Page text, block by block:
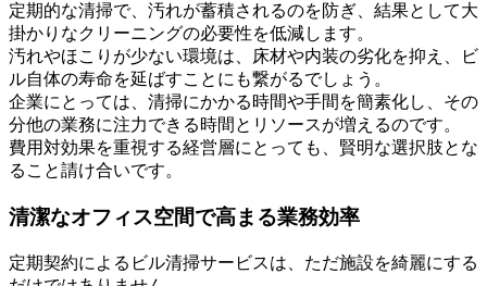
定期的な清掃で、汚れが蓄積されるのを防ぎ、結果として大
掛かりなクリーニングの必要性を低減します。
汚れやほこりが少ない環境は、床材や内装の劣化を抑え、ビ
ル自体の寿命を延ばすことにも繋がるでしょう。
企業にとっては、清掃にかかる時間や手間を簡素化し、その
分他の業務に注力できる時間とリソースが増えるのです。
費用対効果を重視する経営層にとっても、賢明な選択肢とな
ること請け合いです。
清潔なオフィス空間で高まる業務効率
定期契約によるビル清掃サービスは、ただ施設を綺麗にする